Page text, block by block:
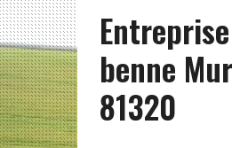
benne
81320